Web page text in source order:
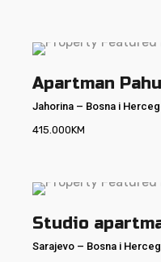
Apartman
Jahorina – Bosna i
415.000KM
Studio
Sarajevo – Bosna i